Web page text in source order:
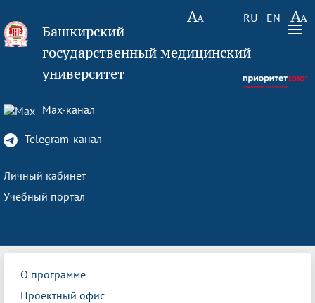
RU EN
Башкирский
государственный медицинский
университет
Max-канал
Telegram-канал
Личный кабинет
Учебный портал
О программе
Проектный офис